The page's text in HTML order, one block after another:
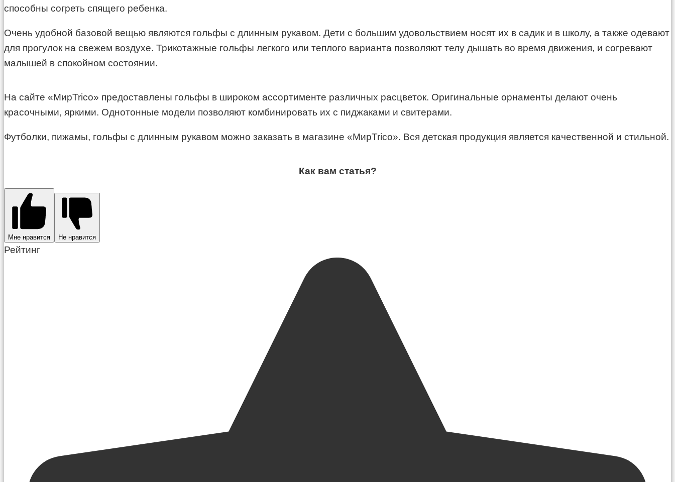
способны согреть спящего ребенка.
Очень удобной базовой вещью являются гольфы с длинным рукавом. Дети с большим удовольствием носят их в садик и в школу, а также одевают
для прогулок на свежем воздухе. Трикотажные гольфы легкого или теплого варианта позволяют телу дышать во время движения, и согревают
малышей в спокойном состоянии.
На сайте «МирTrico» предоставлены гольфы в широком ассортименте различных расцветок. Оригинальные орнаменты делают очень
красочными, яркими. Однотонные модели позволяют комбинировать их с пиджаками и свитерами.
Футболки, пижамы, гольфы с длинным рукавом можно заказать в магазине «МирTrico». Вся детская продукция является качественной и стильной.
Как вам статья?
Мне нравится Не нравится
Рейтинг